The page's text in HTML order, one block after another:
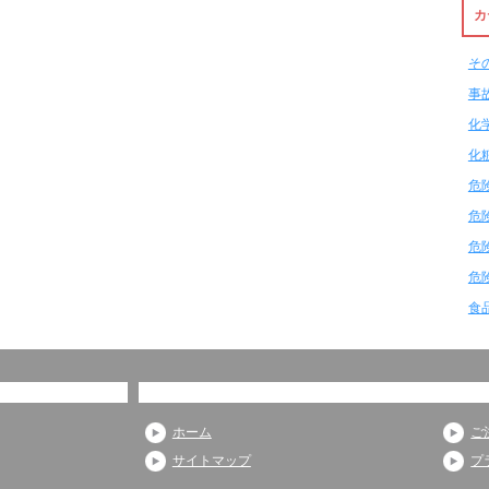
そ
事
化
化
危
危
危
危
食
ホーム
サイトマップ
ご
プ